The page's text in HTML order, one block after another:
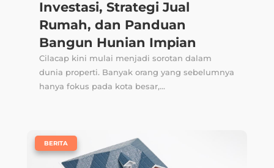
Investasi, Strategi Jual
Rumah, dan Panduan
Bangun Hunian Impian
Cilacap kini mulai menjadi sorotan dalam
dunia properti. Banyak orang yang sebelumnya
hanya fokus pada kota besar,...
BERITA